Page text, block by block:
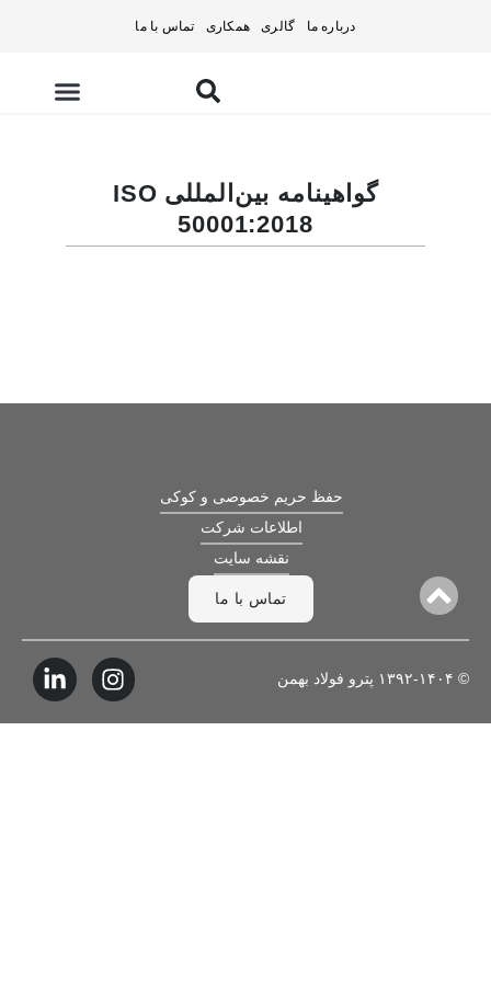
درباره ما گالری همکاری تماس با ما
گواهینامه بین‌المللی ISO
50001:2018
حفظ حریم خصوصی و کوکی
اطلاعات شرکت
نقشه سایت
تماس با ما
© ۱۳۹۲-۱۴۰۴ پترو فولاد بهمن